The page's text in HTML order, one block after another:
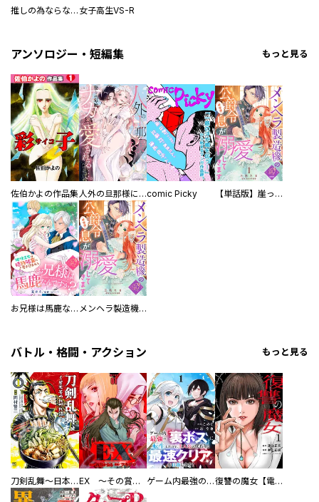
推しの為ならなんでもします！ 女子高生VS-R
アンソロジー・短編集 もっと見る
佐伯かよの作品集 人外の旦那様に娶られ毎晩ナカまで愛される…。アンソロジーcomic Picky 【単話版】崖っぷち令嬢ですが、意地と策略で幸せになります！シリーズ
お兄様は馬鹿なんですか？～地味王女は婚約破棄に巻き込まれる～ メンヘラ製造機の公爵令息（過保護）が溺愛してきます
バトル・格闘・アクション もっと見る
刀剣乱舞～日本号つれづれ酒～ EX ～その賞金稼ぎは、世界の出口を探す～【単行本版】 ゲーム内最強の『裏ボス』に転生したので、主人公の代わりに最速クリアを目指します！【電子単行本版】 復讐の魔女【電子単行本版】